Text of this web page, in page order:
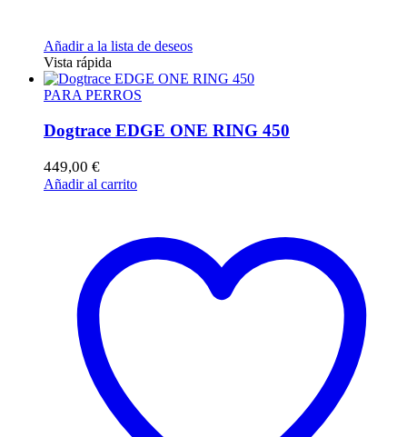
Añadir a la lista de deseos
Vista rápida
PARA PERROS
Dogtrace EDGE ONE RING 450
449,00 €
Añadir al carrito